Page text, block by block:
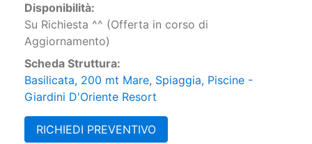
Disponibilità:
Su Richiesta ^^ (Offerta in corso di
Aggiornamento)
Scheda Struttura:
Basilicata, 200 mt Mare, Spiaggia, Piscine -
Giardini D'Oriente Resort
RICHIEDI PREVENTIVO